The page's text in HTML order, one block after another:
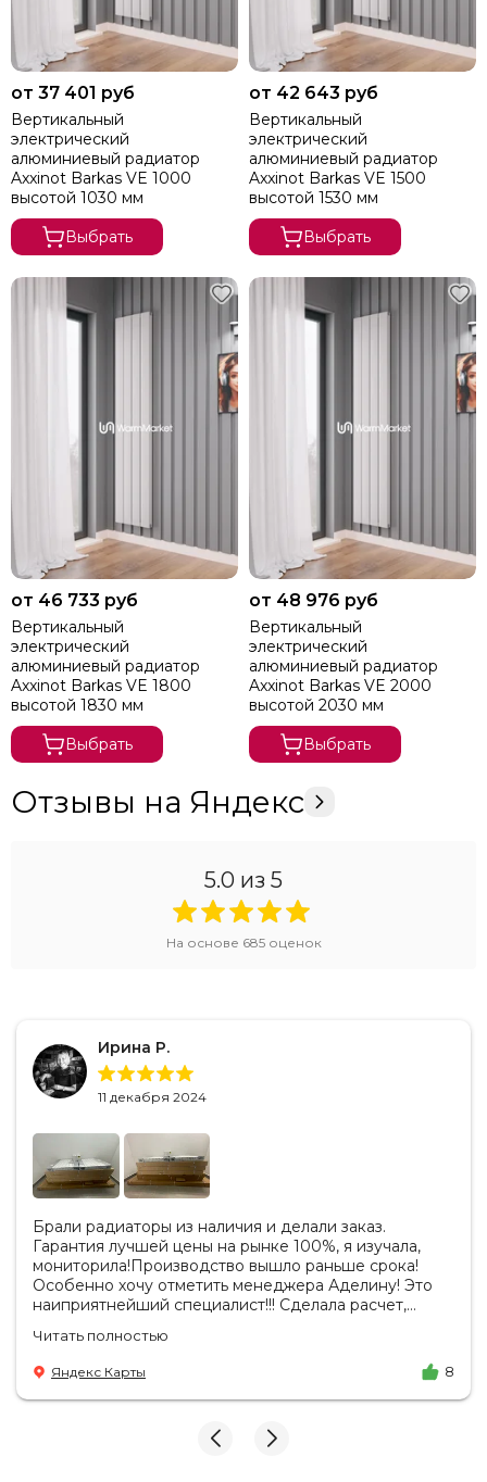
от 37 401 руб
Вертикальный
электрический
алюминиевый радиатор
Axxinot Barkas VE 1000
высотой 1030 мм
Выбрать
от 42 643 руб
Вертикальный
электрический
алюминиевый радиатор
Axxinot Barkas VE 1500
высотой 1530 мм
Выбрать
от 46 733 руб
Вертикальный
электрический
алюминиевый радиатор
Axxinot Barkas VE 1800
высотой 1830 мм
Выбрать
от 48 976 руб
Вертикальный
электрический
алюминиевый радиатор
Axxinot Barkas VE 2000
высотой 2030 мм
Выбрать
Отзывы на Яндекс
5.0 из 5
На основе 685оценок
Ирина Р.
11 декабря 2024
Брали радиаторы из наличия и делали заказ.
Гарантия лучшей цены на рынке 100%, я изучала,
мониторила!Производство вышло раньше срока!
Особенно хочу отметить менеджера Аделину! Это
наиприятнейший специалист!!! Сделала расчет,
цену. Всегда на связи, на все вопросы есть ответы.
Доставка на удобный день, удобное время! Никаких
замечаний, только бесконечное удовольствие от
взаимодействия с ней. Вот это я понимаю - ЛИЦО
И надеюсь наши чудесные радиаторы будут греть
Читать полностью
Яндекс Карты 8